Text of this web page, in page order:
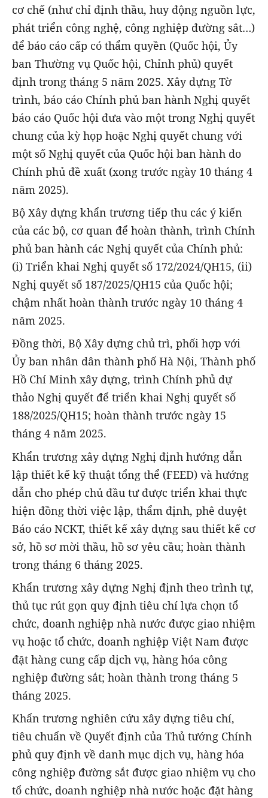
cơ chế (như chỉ định thầu, huy động nguồn lực,
phát triển công nghệ, công nghiệp đường sắt…)
để báo cáo cấp có thẩm quyền (Quốc hội, Ủy
ban Thường vụ Quốc hội, Chỉnh phủ) quyết
định trong tháng 5 năm 2025. Xây dựng Tờ
trình, báo cáo Chính phủ ban hành Nghị quyết
báo cáo Quốc hội đưa vào một trong Nghị quyết
chung của kỳ họp hoặc Nghị quyết chung với
một số Nghị quyết của Quốc hội ban hành do
Chính phủ đề xuất (xong trước ngày 10 tháng 4
năm 2025).
Bộ Xây dựng khẩn trương tiếp thu các ý kiến
của các bộ, cơ quan để hoàn thành, trình Chính
phủ ban hành các Nghị quyết của Chính phủ:
(i) Triển khai Nghị quyết số 172/2024/QH15, (ii)
Nghị quyết số 187/2025/QH15 của Quốc hội;
chậm nhất hoàn thành trước ngày 10 tháng 4
năm 2025.
Đồng thời, Bộ Xây dựng chủ trì, phối hợp với
Ủy ban nhân dân thành phố Hà Nội, Thành phố
Hồ Chí Minh xây dựng, trình Chính phủ dự
thảo Nghị quyết để triển khai Nghị quyết số
188/2025/QH15; hoàn thành trước ngày 15
tháng 4 năm 2025.
Khẩn trương xây dựng Nghị định hướng dẫn
lập thiết kế kỹ thuật tổng thể (FEED) và hướng
dẫn cho phép chủ đầu tư được triển khai thực
hiện đồng thời việc lập, thẩm định, phê duyệt
Báo cáo NCKT, thiết kế xây dựng sau thiết kế cơ
sở, hồ sơ mời thầu, hồ sơ yêu cầu; hoàn thành
trong tháng 6 tháng 2025.
Khẩn trương xây dựng Nghị định theo trình tự,
thủ tục rút gọn quy định tiêu chí lựa chọn tổ
chức, doanh nghiệp nhà nước được giao nhiệm
vụ hoặc tổ chức, doanh nghiệp Việt Nam được
đặt hàng cung cấp dịch vụ, hàng hóa công
nghiệp đường sắt; hoàn thành trong tháng 5
tháng 2025.
Khẩn trương nghiên cứu xây dựng tiêu chí,
tiêu chuẩn về Quyết định của Thủ tướng Chính
phủ quy định về danh mục dịch vụ, hàng hóa
công nghiệp đường sắt được giao nhiệm vụ cho
tổ chức, doanh nghiệp nhà nước hoặc đặt hàng